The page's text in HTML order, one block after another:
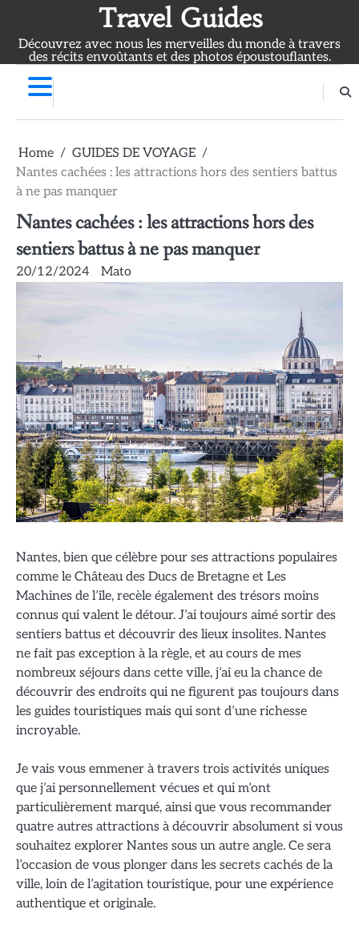
content
Travel Guides
Découvrez avec nous les merveilles du monde à travers
des récits envoûtants et des photos époustouflantes.
Home
GUIDES DE VOYAGE
Nantes cachées : les attractions hors des sentiers battus
à ne pas manquer
Nantes cachées : les attractions hors des
sentiers battus à ne pas manquer
20/12/2024 Mato
Nantes, bien que célèbre pour ses attractions populaires
comme le Château des Ducs de Bretagne et Les
Machines de l’île, recèle également des trésors moins
connus qui valent le détour. J’ai toujours aimé sortir des
sentiers battus et découvrir des lieux insolites. Nantes
ne fait pas exception à la règle, et au cours de mes
nombreux séjours dans cette ville, j’ai eu la chance de
découvrir des endroits qui ne figurent pas toujours dans
les guides touristiques mais qui sont d’une richesse
incroyable.
Je vais vous emmener à travers trois activités uniques
que j’ai personnellement vécues et qui m’ont
particulièrement marqué, ainsi que vous recommander
quatre autres attractions à découvrir absolument si vous
souhaitez explorer Nantes sous un autre angle. Ce sera
l’occasion de vous plonger dans les secrets cachés de la
ville, loin de l’agitation touristique, pour une expérience
authentique et originale.